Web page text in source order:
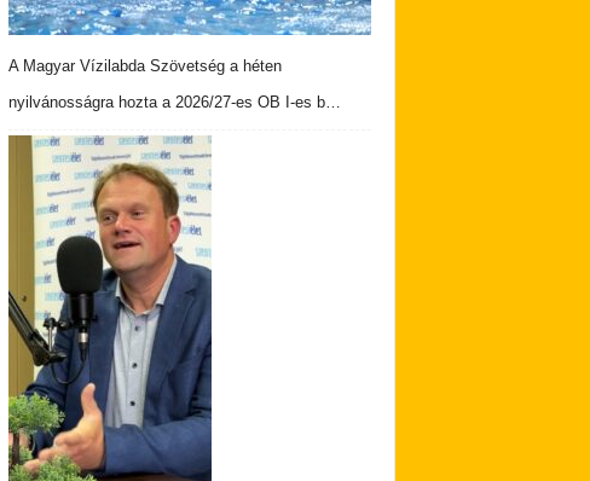
A Magyar Vízilabda Szövetség a héten
nyilvánosságra hozta a 2026/27-es OB I-es b…